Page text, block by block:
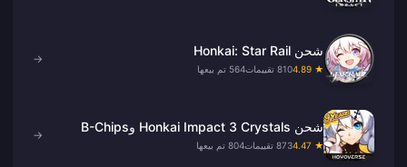
شحن Honkai: Star Rail
★ 4.89 810 تقييمات 564 تم بيعها
→
شحن Honkai Impact 3 Crystals وB-Chips
★ 4.47 873 تقييمات 804 تم بيعها
→